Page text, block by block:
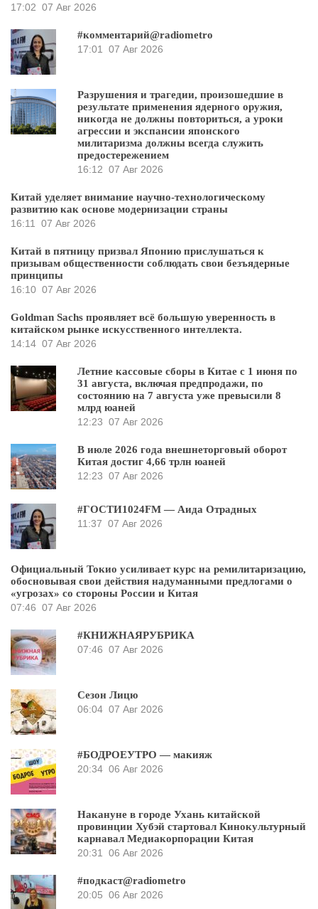
17:02 07 Авг 2026
#комментарий@radiometro
17:01
07 Авг 2026
Разрушения и трагедии, произошедшие в
результате применения ядерного оружия,
никогда не должны повториться, а уроки
агрессии и экспансии японского
милитаризма должны всегда служить
предостережением
16:12 07 Авг 2026
Китай уделяет внимание научно-технологическому
развитию как основе модернизации страны
16:11
07 Авг 2026
Китай в пятницу призвал Японию прислушаться к
призывам общественности соблюдать свои безъядерные
принципы
16:10 07 Авг 2026
Goldman Sachs проявляет всё большую уверенность в
китайском рынке искусственного интеллекта.
14:14 07 Авг 2026
Летние кассовые сборы в Китае с 1 июня по
31 августа, включая предпродажи, по
состоянию на 7 августа уже превысили 8
млрд юаней
12:23 07 Авг 2026
В июле 2026 года внешнеторговый оборот
Китая достиг 4,66 трлн юаней
12:23 07 Авг 2026
#ГОСТИ1024FM — Аида Отрадных
11:37 07 Авг 2026
Официальный Токио усиливает курс на ремилитаризацию,
обосновывая свои действия надуманными предлогами о
«угрозах» со стороны России и Китая
07:46 07 Авг 2026
#КНИЖНАЯРУБРИКА
07:46 07 Авг 2026
Сезон Лицю
06:04 07 Авг 2026
#БОДРОЕУТРО — макияж
20:34 06 Авг 2026
Накануне в городе Ухань китайской
провинции Хубэй стартовал Кинокультурный
карнавал Медиакорпорации Китая
20:31
06 Авг 2026
#подкаст@radiometro
20:05 06 Авг 2026